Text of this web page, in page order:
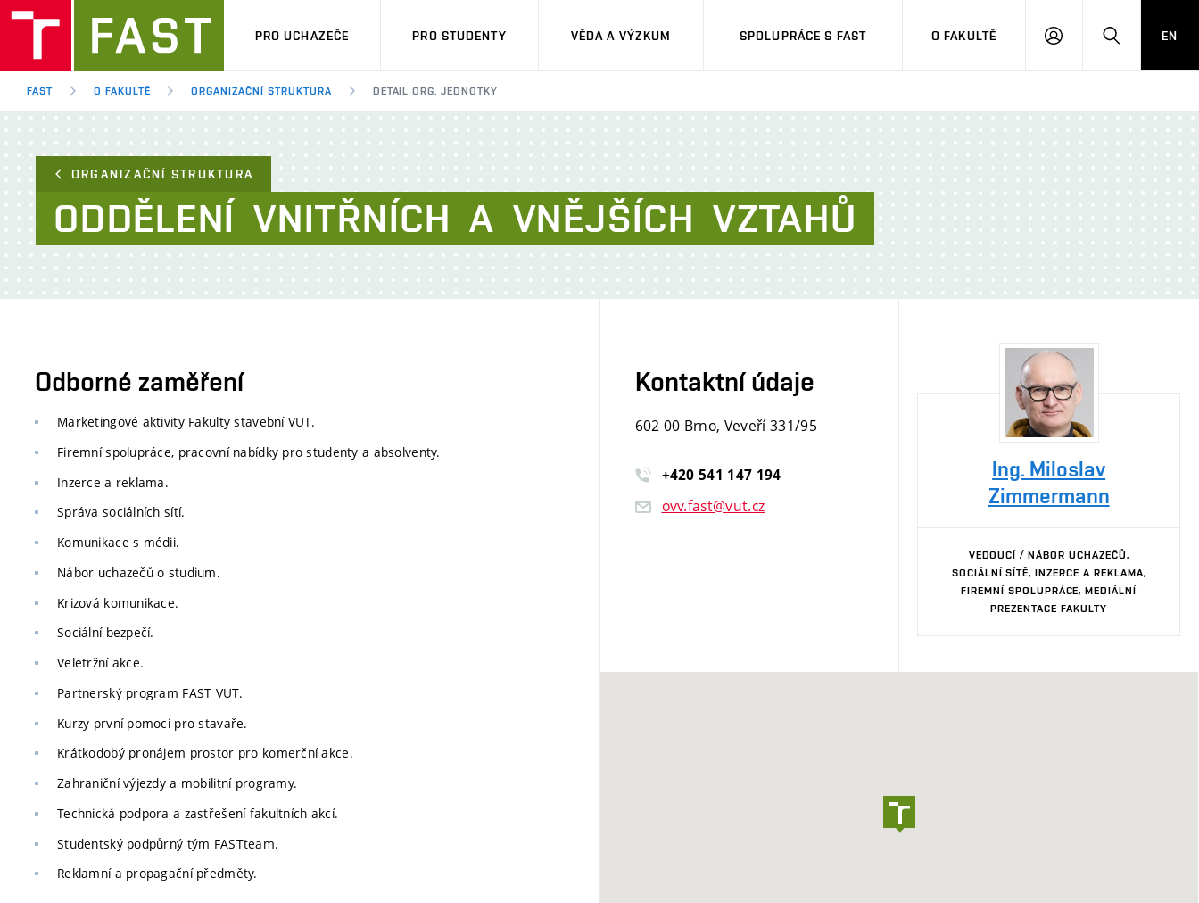
PRO UCHAZEČE PRO STUDENTY VĚDA A VÝZKUM SPOLUPRÁCE S FAST O FAKULTĚ
PŘIHLÁSITHLEDAT
EN
FAST O FAKULTĚ ORGANIZAČNÍ STRUKTURA DETAIL ORG. JEDNOTKY
ORGANIZAČNÍ STRUKTURA
ODDĚLENÍ VNITŘNÍCH A VNĚJŠÍCH VZTAHŮ
Odborné zaměření
Marketingové aktivity Fakulty stavební VUT.
Firemní spolupráce, pracovní nabídky pro studenty a absolventy.
Inzerce a reklama.
Správa sociálních sítí.
Komunikace s médii.
Nábor uchazečů o studium.
Krizová komunikace.
Sociální bezpečí.
Veletržní akce.
Partnerský program FAST VUT.
Kurzy první pomoci pro stavaře.
Krátkodobý pronájem prostor pro komerční akce.
Zahraniční výjezdy a mobilitní programy.
Technická podpora a zastřešení fakultních akcí.
Studentský podpůrný tým FASTteam.
Reklamní a propagační předměty.
Kontaktní údaje
602 00 Brno, Veveří 331/95
+420 541 147 194
ovv.fast@vut.cz
Ing. Miloslav
Zimmermann
VEDOUCÍ / NÁBOR UCHAZEČŮ,
SOCIÁLNÍ SÍTĚ, INZERCE A REKLAMA,
FIREMNÍ SPOLUPRÁCE, MEDIÁLNÍ
PREZENTACE FAKULTY